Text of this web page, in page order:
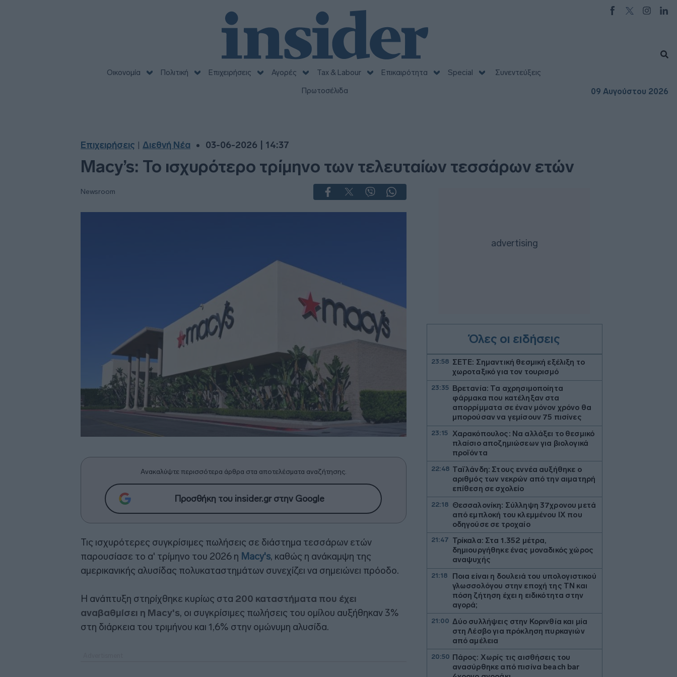
Οικονομία Πολιτική Επιχειρήσεις Αγορές Tax & Labour Επικαιρότητα Special
Συνεντεύξεις
Πρωτοσέλιδα
09 Αυγούστου 2026
Επιχειρήσεις Διεθνή Νέα 03-06-2026 | 14:37
Macy’s: Το ισχυρότερο τρίμηνο των τελευταίων τεσσάρων ετών
Newsroom
Ανακαλύψτε περισσότερα άρθρα στα αποτελέσματα αναζήτησης.
Προσθήκη του insider.gr στην Google
Τις ισχυρότερες συγκρίσιμες πωλήσεις σε διάστημα τεσσάρων ετών
παρουσίασε το α' τρίμηνο του 2026 η Macy's, καθώς η ανάκαμψη της
αμερικανικής αλυσίδας πολυκαταστημάτων συνεχίζει να σημειώνει πρόοδο.
Η ανάπτυξη στηρίχθηκε κυρίως στα 200 καταστήματα που έχει
αναβαθμίσει η Macy's, οι συγκρίσιμες πωλήσεις του ομίλου αυξήθηκαν 3%
στη διάρκεια του τριμήνου και 1,6% στην ομώνυμη αλυσίδα.
Όλες οι ειδήσεις
23:58 ΣΕΤΕ: Σημαντική θεσμική εξέλιξη το
χωροταξικό για τον τουρισμό
23:35 Βρετανία: Τα αχρησιμοποίητα
φάρμακα που κατέληξαν στα
απορρίμματα σε έναν μόνον χρόνο θα
μπορούσαν να γεμίσουν 75 πισίνες
23:15
Χαρακόπουλος: Να αλλάξει το θεσμικό
πλαίσιο αποζημιώσεων για βιολογικά
προϊόντα
22:48 Ταϊλάνδη: Στους εννέα αυξήθηκε ο
αριθμός των νεκρών από την αιματηρή
επίθεση σε σχολείο
22:18 Θεσσαλονίκη: Σύλληψη 37χρονου μετά
από εμπλοκή του κλεμμένου ΙΧ που
οδηγούσε σε τροχαίο
21:47 Τρίκαλα: Στα 1.352 μέτρα,
δημιουργήθηκε ένας μοναδικός χώρος
αναψυχής
21:18
Ποια είναι η δουλειά του υπολογιστικού
γλωσσολόγου στην εποχή της ΤΝ και
πόση ζήτηση έχει η ειδικότητα στην
αγορά;
21:00 Δύο συλλήψεις στην Κορινθία και μία
στη Λέσβο για πρόκληση πυρκαγιών
από αμέλεια
20:50 Πάρος: Χωρίς τις αισθήσεις του
ανασύρθηκε από πισίνα beach bar